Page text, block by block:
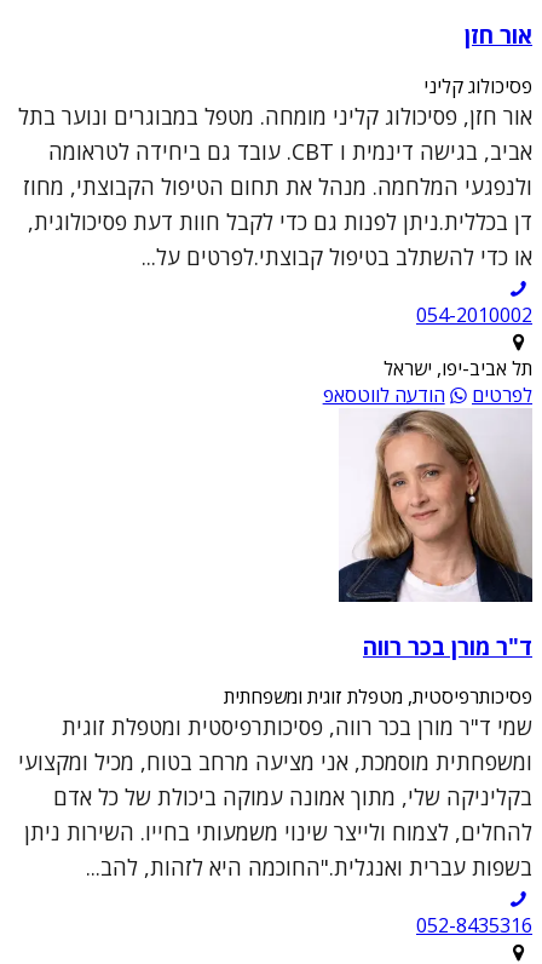
אור חזן
פסיכולוג קליני
אור חזן, פסיכולוג קליני מומחה. מטפל במבוגרים ונוער בתל
אביב, בגישה דינמית ו CBT. עובד גם ביחידה לטראומה
ולנפגעי המלחמה. מנהל את תחום הטיפול הקבוצתי, מחוז
דן בכללית.ניתן לפנות גם כדי לקבל חוות דעת פסיכולוגית,
או כדי להשתלב בטיפול קבוצתי.לפרטים על...
054-2010002
תל אביב-יפו, ישראל
לפרטים
הודעה לווטסאפ
ד"ר מורן בכר רווה
פסיכותרפיסטית, מטפלת זוגית ומשפחתית
שמי ד"ר מורן בכר רווה, פסיכותרפיסטית ומטפלת זוגית
ומשפחתית מוסמכת, אני מציעה מרחב בטוח, מכיל ומקצועי
בקליניקה שלי, מתוך אמונה עמוקה ביכולת של כל אדם
להחלים, לצמוח ולייצר שינוי משמעותי בחייו. השירות ניתן
בשפות עברית ואנגלית."החוכמה היא לזהות, להב...
052-8435316